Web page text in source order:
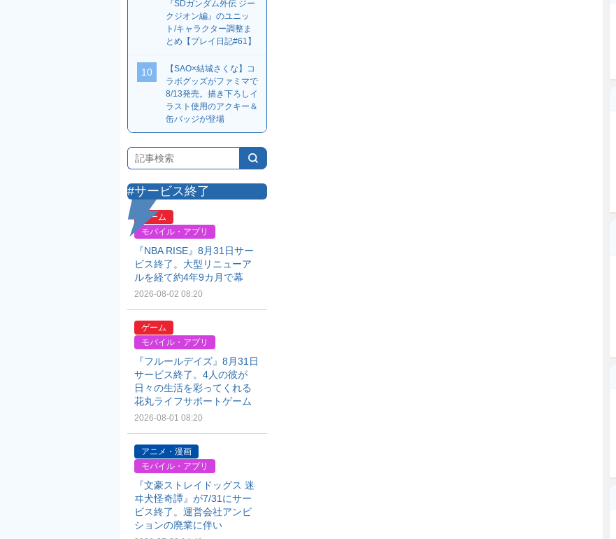
『SDガンダム外伝 ジー
クジオン編』のユニッ
ト/キャラクター調整ま
とめ【プレイ日記#61】
10
【SAO×結城さくな】コ
ラボグッズがファミマで
8/13発売。描き下ろしイ
ラスト使用のアクキー＆
缶バッジが登場
#サービス終了
ゲーム
モバイル・アプリ
『NBA RISE』8月31日サー
ビス終了。大型リニューア
ルを経て約4年9カ月で幕
2026-08-02 08:20
ゲーム
モバイル・アプリ
『フルールデイズ』8月31日
サービス終了。4人の彼が
日々の生活を彩ってくれる
花丸ライフサポートゲーム
2026-08-01 08:20
アニメ・漫画
モバイル・アプリ
『文豪ストレイドッグス 迷
ヰ犬怪奇譚』が7/31にサー
ビス終了。運営会社アンビ
ションの廃業に伴い